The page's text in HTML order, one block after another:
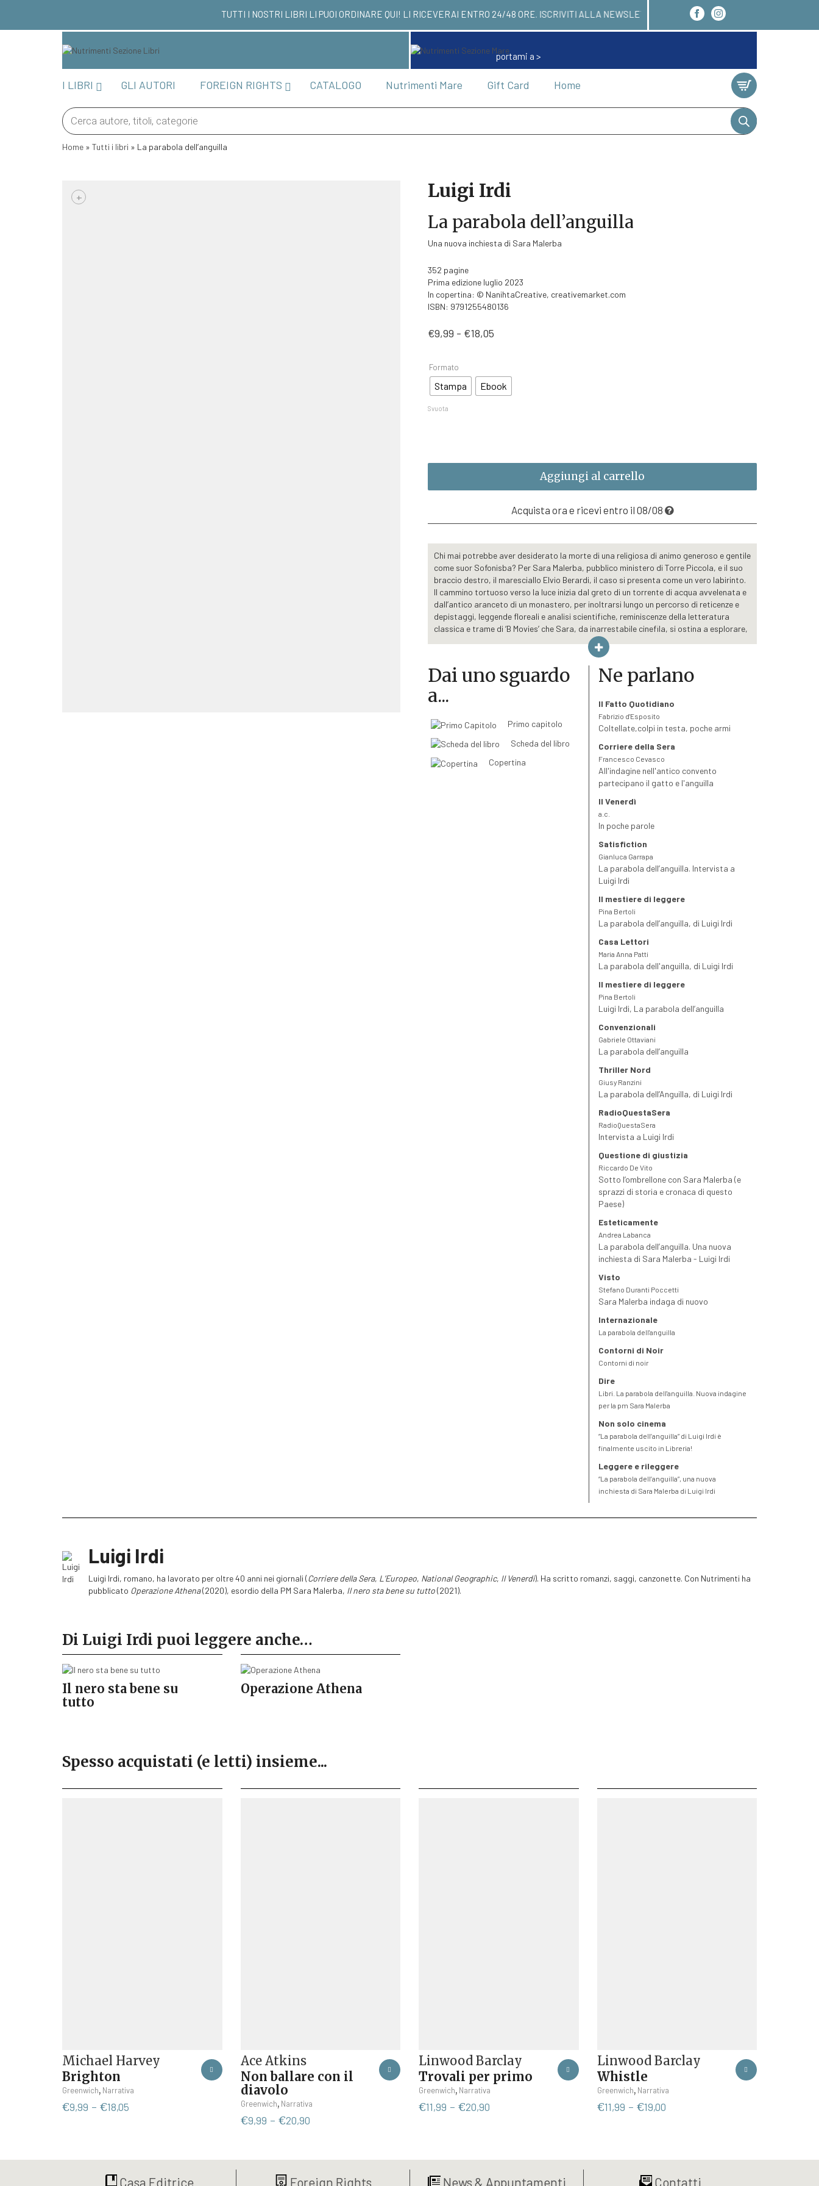
TUTTI I NOSTRI LIBRI LI PUOI ORDINARE QUI! LI RICEVERAI ENTRO 24/48 ORE. ISCRIVITI ALLA NEWSLETTER E
portami a >
I LIBRI GLI AUTORI FOREIGN RIGHTS CATALOGO Nutrimenti Mare Gift Card Home
Products
search
Home » Tutti i libri » La parabola dell’anguilla
+ Luigi Irdi
La parabola dell’anguilla
Una nuova inchiesta di Sara Malerba
352 pagine
Prima edizione luglio 2023
In copertina: © NanihtaCreative, creativemarket.com
ISBN: 9791255480136
€9,99 - €18,05
€9,99
a
€18,05
Formato
Stampa Ebook
Svuota
Aggiungi al carrello
Acquista ora e ricevi entro il 08/08
Chi mai potrebbe aver desiderato la morte di una religiosa di animo generoso e gentile
come suor Sofonisba? Per Sara Malerba, pubblico ministero di Torre Piccola, e il suo
braccio destro, il maresciallo Elvio Berardi, il caso si presenta come un vero labirinto.
Il cammino tortuoso verso la luce inizia dal greto di un torrente di acqua avvelenata e
dall’antico aranceto di un monastero, per inoltrarsi lungo un percorso di reticenze e
depistaggi, leggende floreali e analisi scientifiche, reminiscenze della letteratura
classica e trame di ‘B Movies’ che Sara, da inarrestabile cinefila, si ostina a esplorare,
cercando e trovando nella finzione le risposte alle domande della realtà.
Pioggia e fango accolgono il sostituto procuratore di Torre Piccola Sara Malerba in
una discarica di rifiuti dove è stato scoperto il corpo senza vita di una suora molto
attiva nel sociale e conosciuta in città. La scienza forense afferma che la causa della
morte è una malformazione cardiaca e dunque dovuta a cause naturali, non c’è nessun
reato. Malerba dovrebbe così archiviare il procedimento e tornare a un delicato e
urgente caso di maltrattamenti familiari e stalking, ma un’intuizione le suggerisce di
prendere tempo. Qualcosa non torna. Una indagine più insistente lascia emergere
nuove possibili piste. Sullo sfondo appare la storia di una antica miniera di blenda,
responsabile dell’avvelenamento del torrente che scorre vicino al convento del XII
secolo in contrada Fiumarola. Decisivi saranno l’esperienza di strada del maresciallo
Berardi, la passione per l’aritmetica dell’appuntato Cantatore e una manovra di
Dai uno sguardo
a...
Primo capitolo
Scheda del libro
Copertina
Ne parlano
Il Fatto Quotidiano
Fabrizio d'Esposito
Coltellate,colpi in testa, poche armi
Corriere della Sera
Francesco Cevasco
All'indagine nell'antico convento
partecipano il gatto e l'anguilla
Il Venerdì
a.c.
In poche parole
Satisfiction
Gianluca Garrapa
La parabola dell’anguilla. Intervista a
Luigi Irdi
Il mestiere di leggere
Pina Bertoli
La parabola dell’anguilla, di Luigi Irdi
Casa Lettori
Maria Anna Patti
La parabola dell'anguilla, di Luigi Irdi
Il mestiere di leggere
Pina Bertoli
Luigi Irdi, La parabola dell’anguilla
Convenzionali
Gabriele Ottaviani
La parabola dell’anguilla
Thriller Nord
Giusy Ranzini
La parabola dell’Anguilla, di Luigi Irdi
RadioQuestaSera
RadioQuestaSera
Intervista a Luigi Irdi
Questione di giustizia
Riccardo De Vito
Sotto l’ombrellone con Sara Malerba (e
sprazzi di storia e cronaca di questo
Paese)
Esteticamente
Andrea Labanca
La parabola dell’anguilla. Una nuova
inchiesta di Sara Malerba - Luigi Irdi
Visto
Stefano Duranti Poccetti
Sara Malerba indaga di nuovo
Internazionale
La parabola dell'anguilla
Contorni di Noir
Contorni di noir
Dire
Libri. La parabola dell'anguilla. Nuova indagine
per la pm Sara Malerba
Non solo cinema
“La parabola dell’anguilla” di Luigi Irdi è
finalmente uscito in Libreria!
Leggere e rileggere
“La parabola dell’anguilla”, una nuova
inchiesta di Sara Malerba di Luigi Irdi
Luigi Irdi
Luigi Irdi, romano, ha lavorato per oltre 40 anni nei giornali (Corriere della Sera, L’Europeo, National Geographic, Il Venerdì). Ha scritto romanzi, saggi, canzonette. Con Nutrimenti ha
pubblicato Operazione Athena(2020), esordio della PM Sara Malerba, Il nero sta bene su tutto(2021).
Di Luigi Irdi puoi leggere anche…
Il nero sta bene su
tutto
Operazione Athena
Spesso acquistati (e letti) insieme...
Michael Harvey
Brighton
Greenwich, Narrativa
possono
€9,99 - €18,05
€9,99
Ace Atkins
Non ballare con il
diavolo
Greenwich, NarrativaQuesto
opzioni
€9,99 - €20,90Fascia
da
Linwood Barclay
Trovali per primo
Greenwich, Narrativa
possono
€11,99 - €20,90
€11,99
Linwood Barclay
Whistle
Greenwich, NarrativaQuesto
possono
€11,99 - €19,00Fascia
€11,99
Casa Editrice Foreign Rights News & Appuntamenti Contatti